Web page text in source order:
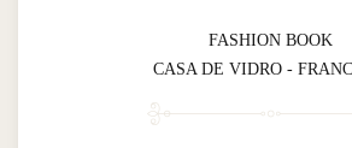
FASHION BOOK
CASA DE VIDRO -